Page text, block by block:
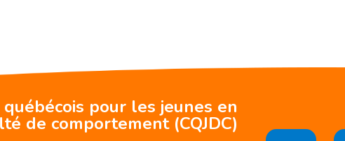
québécois pour les jeunes en
de comportement (CQJDC)